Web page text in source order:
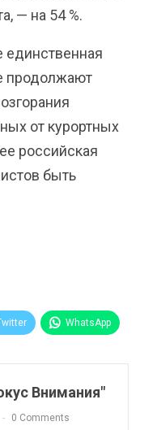
— на 54 %.
единственная
продолжают
от курортных
российская
быть
WhatsApp
Внимания"
0 Comments